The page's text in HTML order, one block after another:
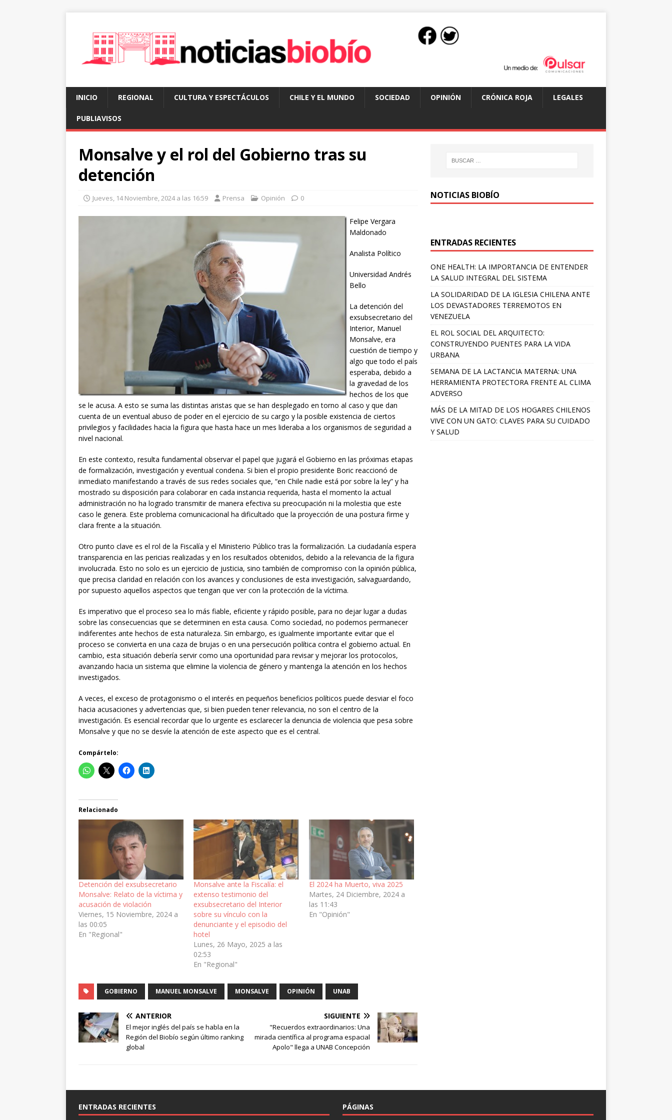
INICIO REGIONAL CULTURA Y ESPECTÁCULOS CHILE Y EL MUNDO SOCIEDAD OPINIÓN CRÓNICA ROJA LEGALES
PUBLIAVISOS
Monsalve y el rol del Gobierno tras su
detención
Jueves, 14 Noviembre, 2024 a las 16:59 Prensa Opinión 0
Felipe Vergara
Maldonado
Analista Político
Universidad Andrés
Bello
La detención del
exsubsecretario del
Interior, Manuel
Monsalve, era
cuestión de tiempo y
algo que todo el país
esperaba, debido a
la gravedad de los
hechos de los que
se le acusa. A esto se suma las distintas aristas que se han desplegado en torno al caso y que dan
cuenta de un eventual abuso de poder en el ejercicio de su cargo y la posible existencia de ciertos
privilegios y facilidades hacia la figura que hasta hace un mes lideraba a los organismos de seguridad a
nivel nacional.
En este contexto, resulta fundamental observar el papel que jugará el Gobierno en las próximas etapas
de formalización, investigación y eventual condena. Si bien el propio presidente Boric reaccionó de
inmediato manifestando a través de sus redes sociales que, “en Chile nadie está por sobre la ley” y ha
mostrado su disposición para colaborar en cada instancia requerida, hasta el momento la actual
administración no ha logrado transmitir de manera efectiva su preocupación ni la molestia que este
caso le genera. Este problema comunicacional ha dificultado que la proyección de una postura firme y
clara frente a la situación.
Otro punto clave es el rol de la Fiscalía y el Ministerio Público tras la formalización. La ciudadanía espera
transparencia en las pericias realizadas y en los resultados obtenidos, debido a la relevancia de la figura
involucrada. Esto no solo es un ejercicio de justicia, sino también de compromiso con la opinión pública,
que precisa claridad en relación con los avances y conclusiones de esta investigación, salvaguardando,
por supuesto aquellos aspectos que tengan que ver con la protección de la víctima.
Es imperativo que el proceso sea lo más fiable, eficiente y rápido posible, para no dejar lugar a dudas
sobre las consecuencias que se determinen en esta causa. Como sociedad, no podemos permanecer
indiferentes ante hechos de esta naturaleza. Sin embargo, es igualmente importante evitar que el
proceso se convierta en una caza de brujas o en una persecución política contra el gobierno actual. En
cambio, esta situación debería servir como una oportunidad para revisar y mejorar los protocolos,
avanzando hacia un sistema que elimine la violencia de género y mantenga la atención en los hechos
investigados.
A veces, el exceso de protagonismo o el interés en pequeños beneficios políticos puede desviar el foco
hacia acusaciones y advertencias que, si bien pueden tener relevancia, no son el centro de la
investigación. Es esencial recordar que lo urgente es esclarecer la denuncia de violencia que pesa sobre
Monsalve y que no se desvíe la atención de este aspecto que es el central.
Compártelo:
Relacionado
Detención del exsubsecretario
Monsalve: Relato de la víctima y
acusación de violación
Viernes, 15 Noviembre, 2024 a
las 00:05
En "Regional"
Monsalve ante la Fiscalía: el
extenso testimonio del
exsubsecretario del Interior
sobre su vínculo con la
denunciante y el episodio del
hotel
Lunes, 26 Mayo, 2025 a las
02:53
En "Regional"
El 2024 ha Muerto, viva 2025
Martes, 24 Diciembre, 2024 a
las 11:43
En "Opinión"
GOBIERNO MANUEL MONSALVE MONSALVE OPINIÓN UNAB
ANTERIOR
El mejor inglés del país se habla en la
Región del Biobío según último ranking
global
SIGUIENTE
"Recuerdos extraordinarios: Una
mirada científica al programa espacial
Apolo" llega a UNAB Concepción
NOTICIAS BIOBÍO
ENTRADAS RECIENTES
ONE HEALTH: LA IMPORTANCIA DE ENTENDER
LA SALUD INTEGRAL DEL SISTEMA
LA SOLIDARIDAD DE LA IGLESIA CHILENA ANTE
LOS DEVASTADORES TERREMOTOS EN
VENEZUELA
EL ROL SOCIAL DEL ARQUITECTO:
CONSTRUYENDO PUENTES PARA LA VIDA
URBANA
SEMANA DE LA LACTANCIA MATERNA: UNA
HERRAMIENTA PROTECTORA FRENTE AL CLIMA
ADVERSO
MÁS DE LA MITAD DE LOS HOGARES CHILENOS
VIVE CON UN GATO: CLAVES PARA SU CUIDADO
Y SALUD
ENTRADAS RECIENTES PÁGINAS